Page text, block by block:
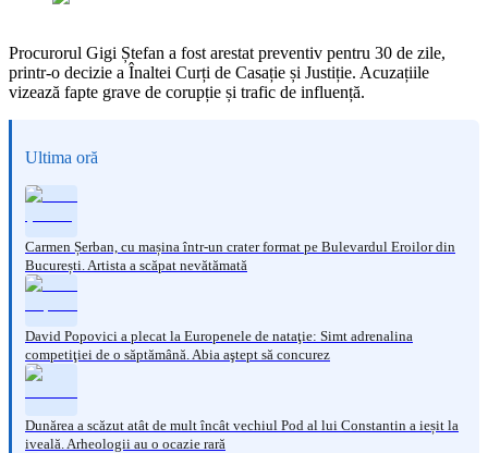
Procurorul Gigi Ștefan a fost arestat preventiv pentru 30 de zile,
printr-o decizie a Înaltei Curți de Casație și Justiție. Acuzațiile
vizează fapte grave de corupție și trafic de influență.
Ultima oră
Carmen Șerban, cu mașina într-un crater format pe Bulevardul Eroilor din
București. Artista a scăpat nevătămată
David Popovici a plecat la Europenele de nataţie: Simt adrenalina
competiţiei de o săptămână. Abia aştept să concurez
Dunărea a scăzut atât de mult încât vechiul Pod al lui Constantin a ieșit la
iveală. Arheologii au o ocazie rară